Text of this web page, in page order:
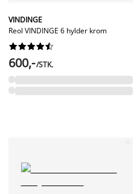
VINDINGE
Reol VINDINGE 6 hylder krom






600,-/STK.